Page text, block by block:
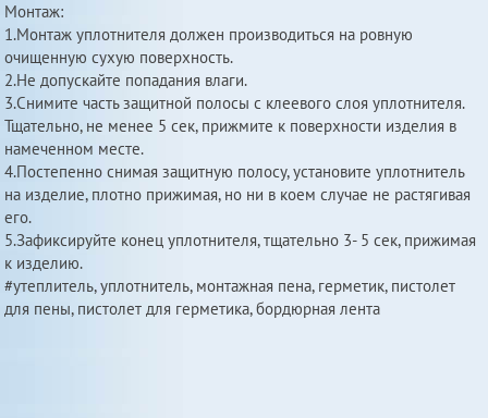
Монтаж:
1.Монтаж уплотнителя должен производиться на ровную
очищенную сухую поверхность.
2.Не допускайте попадания влаги.
3.Снимите часть защитной полосы с клеевого слоя уплотнителя.
Тщательно, не менее 5 сек, прижмите к поверхности изделия в
намеченном месте.
4.Постепенно снимая защитную полосу, установите уплотнитель
на изделие, плотно прижимая, но ни в коем случае не растягивая
его.
5.Зафиксируйте конец уплотнителя, тщательно 3- 5 сек, прижимая
к изделию.
#утеплитель, уплотнитель, монтажная пена, герметик, пистолет
для пены, пистолет для герметика, бордюрная лента